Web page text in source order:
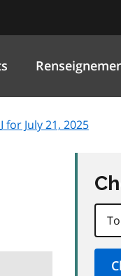
for July 21, 2025